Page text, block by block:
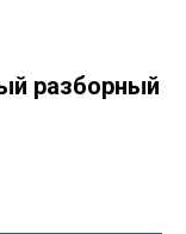
разборный